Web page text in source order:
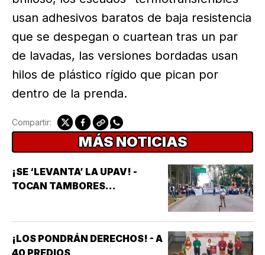
usan adhesivos baratos de baja resistencia
que se despegan o cuartean tras un par
de lavadas, las versiones bordadas usan
hilos de plástico rígido que pican por
dentro de la prenda.
Compartir:
MÁS NOTICIAS
¡SE ‘LEVANTA’ LA UPAV! -
TOCAN TAMBORES...
¡LOS PONDRÁN DERECHOS! - A